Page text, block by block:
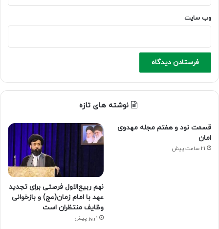
وب‌ سایت
نوشته های تازه
قسمت نود و هفتم مجله مهدوی
امان
21 ساعت پیش
نهم ربیع‌الاول فرصتی برای تجدید
عهد با امام زمان(عج) و بازخوانی
وظایف منتظران است
1 روز پیش